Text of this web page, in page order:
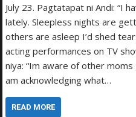
July 23. Pagtatapat ni Andi: “I
lately. Sleepless nights are
others are asleep I’d shed
acting performances on TV
niya: “Im aware of other
am acknowledging what…
READ MORE